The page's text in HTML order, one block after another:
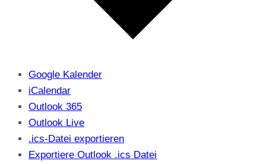
Google Kalender
iCalendar
Outlook 365
Outlook Live
.ics-Datei exportieren
Exportiere Outlook .ics Datei